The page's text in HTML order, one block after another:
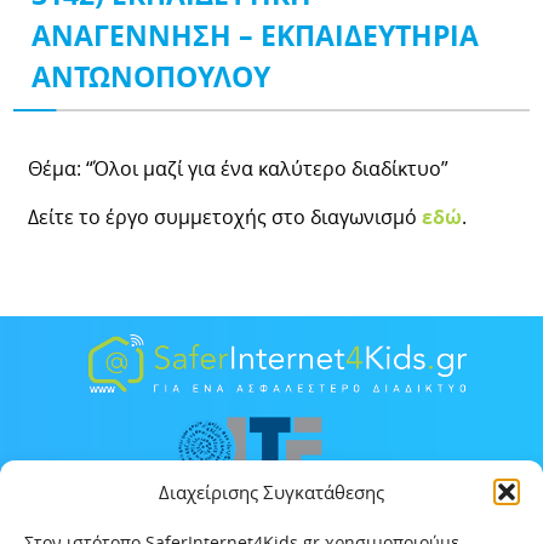
Διαχείρισης Συγκατάθεσης
ΑΝΑΓΕΝΝΗΣΗ – ΕΚΠΑΙΔΕΥΤΗΡΙΑ
ΑΝΤΩΝΟΠΟΥΛΟΥ
Θέμα: “Όλοι μαζί για ένα καλύτερο διαδίκτυο”
Δείτε το έργο συμμετοχής στο διαγωνισμόεδώ.